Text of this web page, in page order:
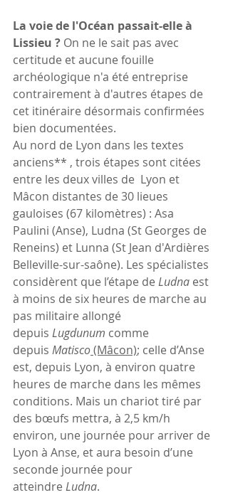
La voie de l'Océan passait-elle à
Lissieu ? On ne le sait pas avec
certitude et aucune fouille
archéologique n'a été entreprise
contrairement à d'autres étapes de
cet itinéraire désormais confirmées
bien documentées.
Au nord de Lyon dans les textes
anciens** , trois étapes sont citées
entre les deux villes de  Lyon et
Mâcon distantes de 30 lieues
gauloises (67 kilomètres) : Asa
Paulini (Anse), Ludna (St Georges de
Reneins) et Lunna (St Jean d'Ardières
Belleville-sur-saône). Les spécialistes
considèrent que l’étape de Ludna est
à moins de six heures de marche au
pas militaire allongé
depuis Lugdunum comme
depuis Matisco (Mâcon); celle d’Anse
est, depuis Lyon, à environ quatre
heures de marche dans les mêmes
conditions. Mais un chariot tiré par
des bœufs mettra, à 2,5 km/h
environ, une journée pour arriver de
Lyon à Anse, et aura besoin d’une
seconde journée pour
atteindre Ludna.